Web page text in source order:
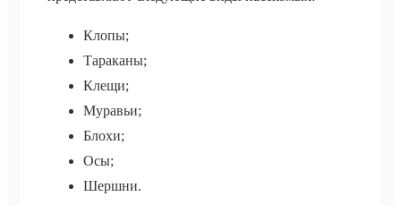
Клопы;
Тараканы;
Клещи;
Муравьи;
Блохи;
Осы;
Шершни.